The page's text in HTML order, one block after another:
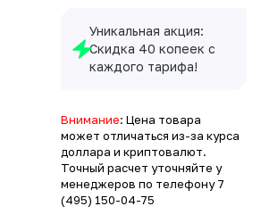
Уникальная акция:
Скидка 40 копеек с
каждого тарифа!
Внимание: Цена товара
может отличаться из-за курса
доллара и криптовалют.
Точный расчет уточняйте у
менеджеров по телефону7
(495) 150-04-75